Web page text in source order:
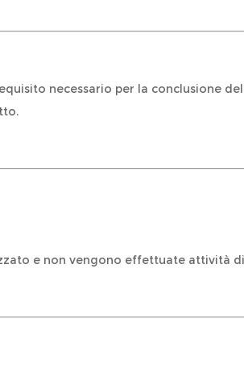
necessario per la conclusione
e non vengono effettuate attività